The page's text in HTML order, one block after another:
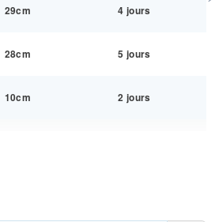
29cm 4 jours
28cm 5 jours
10cm 2 jours